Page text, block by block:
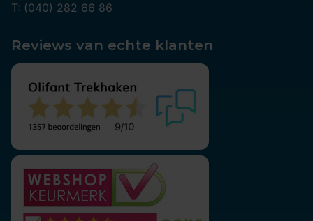
T: (040) 282 66 86
Reviews van echte klanten